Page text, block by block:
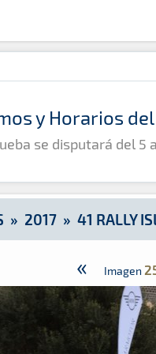
Espectáculo
y Horarios
se disputará del 5
» 2017» 41 RALLY
« Imagen